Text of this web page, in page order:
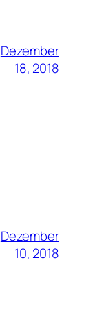
Dezember
18, 2018
Dezember
10, 2018